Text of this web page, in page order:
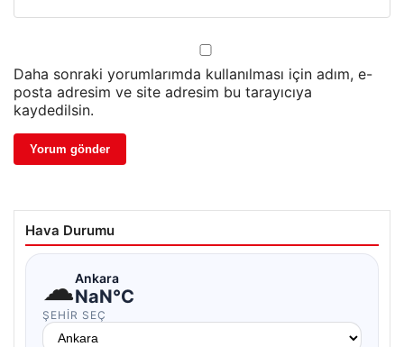
Daha sonraki yorumlarımda kullanılması için adım, e-
posta adresim ve site adresim bu tarayıcıya
kaydedilsin.
Hava Durumu
☁Ankara
NaN°C
ŞEHIR SEÇ